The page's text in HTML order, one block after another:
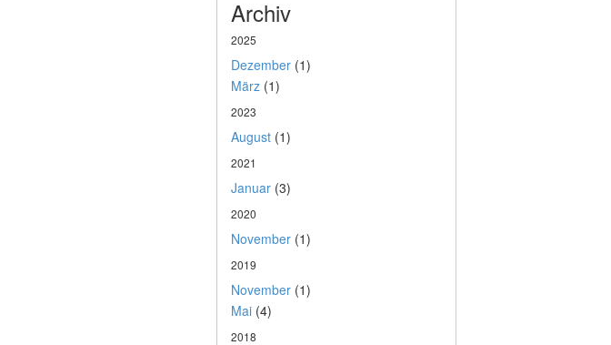
Archiv
2025
Dezember(1)
März(1)
2023
August(1)
2021
Januar(3)
2020
November(1)
2019
November(1)
Mai(4)
2018